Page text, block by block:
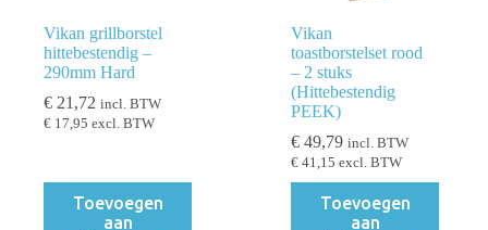
Vikan grillborstel
hittebestendig –
290mm Hard
€ 21,72 incl. BTW
€ 17,95 excl. BTW
Toevoegen
aan
Vikan
toastborstelset rood
– 2 stuks
(Hittebestendig
PEEK)
€ 49,79 incl. BTW
€ 41,15 excl. BTW
Toevoegen
aan